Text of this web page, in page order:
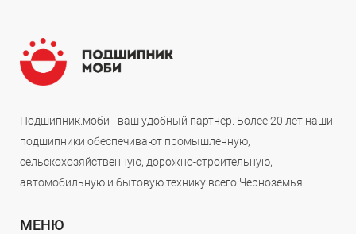
Подшипник.моби - ваш удобный партнёр. Более 20 лет наши
подшипники обеспечивают промышленную,
сельскохозяйственную, дорожно-строительную,
автомобильную и бытовую технику всего Черноземья.
МЕНЮ